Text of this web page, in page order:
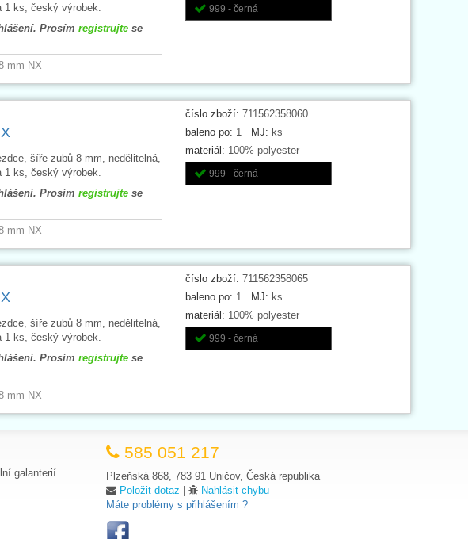
999 - černá
1 ks, český výrobek.
Prosím registrujtese
mm NX
číslo zboží: 711562358060
baleno po: 1 MJ: ks
materiál: 100% polyester
999 - černá
šíře zubů 8 mm, nedělitelná,
1 ks, český výrobek.
Prosím registrujtese
mm NX
číslo zboží: 711562358065
baleno po: 1 MJ: ks
materiál: 100% polyester
999 - černá
šíře zubů 8 mm, nedělitelná,
1 ks, český výrobek.
Prosím registrujtese
mm NX
galanterií
585 051 217
Plzeňská 868, 783 91 Uničov, Česká republika
Položit dotaz |
Nahlásit chybu
Máte problémy s přihlášením ?